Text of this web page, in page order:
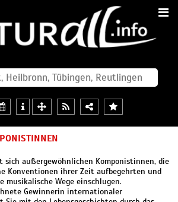
sich außergewöhnlichen Komponistinnen, die
Konventionen ihrer Zeit aufbegehrten und
musikalische Wege einschlugen.
Gewinnerin internationaler